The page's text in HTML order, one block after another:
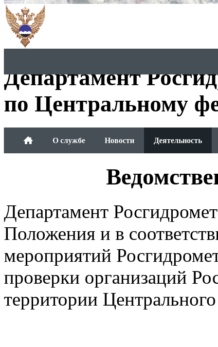
Департамент
по Центральному
О службе Новости Деятельность
Департамент
Положения и в
мероприятий
проверки организаций
территории